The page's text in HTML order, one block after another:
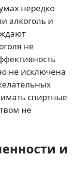
нередко
алкоголь и
не
не исключена
спиртные
не
и